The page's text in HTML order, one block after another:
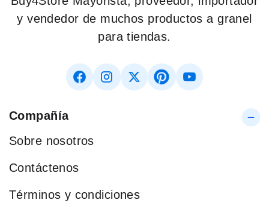
y vendedor de muchos productos a granel
para tiendas.
Compañía
Sobre nosotros
Contáctenos
Términos y condiciones